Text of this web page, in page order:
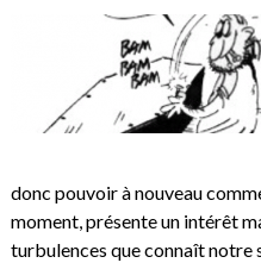
donc pouvoir à nouveau
moment, présente un intérêt
turbulences que connaît notre